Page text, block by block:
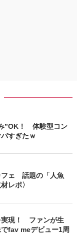
”OK！ 体験型コン
すぎたｗ
フェ 話題の「人魚
レポ〉
実現！ ファンが生
fav meデビュー1周